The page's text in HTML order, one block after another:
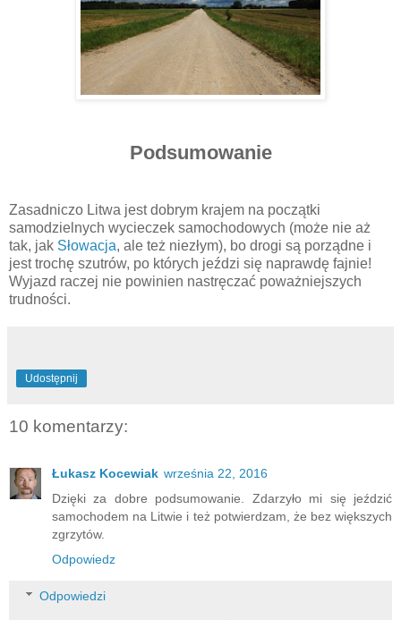
Podsumowanie
Zasadniczo Litwa jest dobrym krajem na początki
samodzielnych wycieczek samochodowych (może nie aż
tak, jak Słowacja, ale też niezłym), bo drogi są porządne i
jest trochę szutrów, po których jeździ się naprawdę fajnie!
Wyjazd raczej nie powinien nastręczać poważniejszych
trudności.
Udostępnij
10 komentarzy:
Łukasz Kocewiak września 22, 2016
Dzięki za dobre podsumowanie. Zdarzyło mi się jeździć
samochodem na Litwie i też potwierdzam, że bez większych
zgrzytów.
Odpowiedz
Odpowiedzi